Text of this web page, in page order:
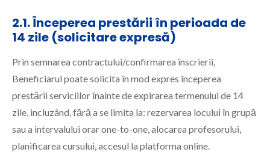
2.1. Începerea prestării în perioada de
14 zile (solicitare expresă)
Prin semnarea contractului/confirmarea înscrierii,
Beneficiarul poate solicita în mod expres începerea
prestării serviciilor înainte de expirarea termenului de 14
zile, incluzând, fără a se limita la: rezervarea locului în grupă
sau a intervalului orar one-to-one, alocarea profesorului,
planificarea cursului, accesul la platforma online.